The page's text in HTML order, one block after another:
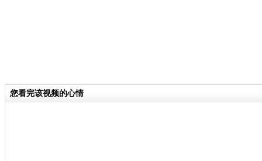
您看完该视频的心情